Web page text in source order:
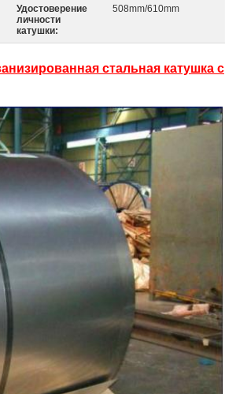
Удостоверение
личности
катушки:
508mm/610mm
стальная катушка с